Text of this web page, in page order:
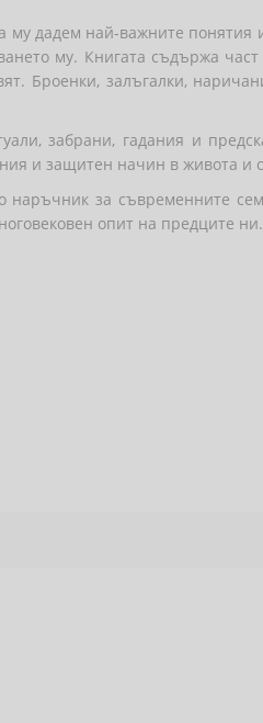
му дадем най-важните понятия
му. Книгата съдържа
Броенки, залъгалки,
забрани, гадания и
и защитен начин в живота и
за съвременните
опит на предците ни.